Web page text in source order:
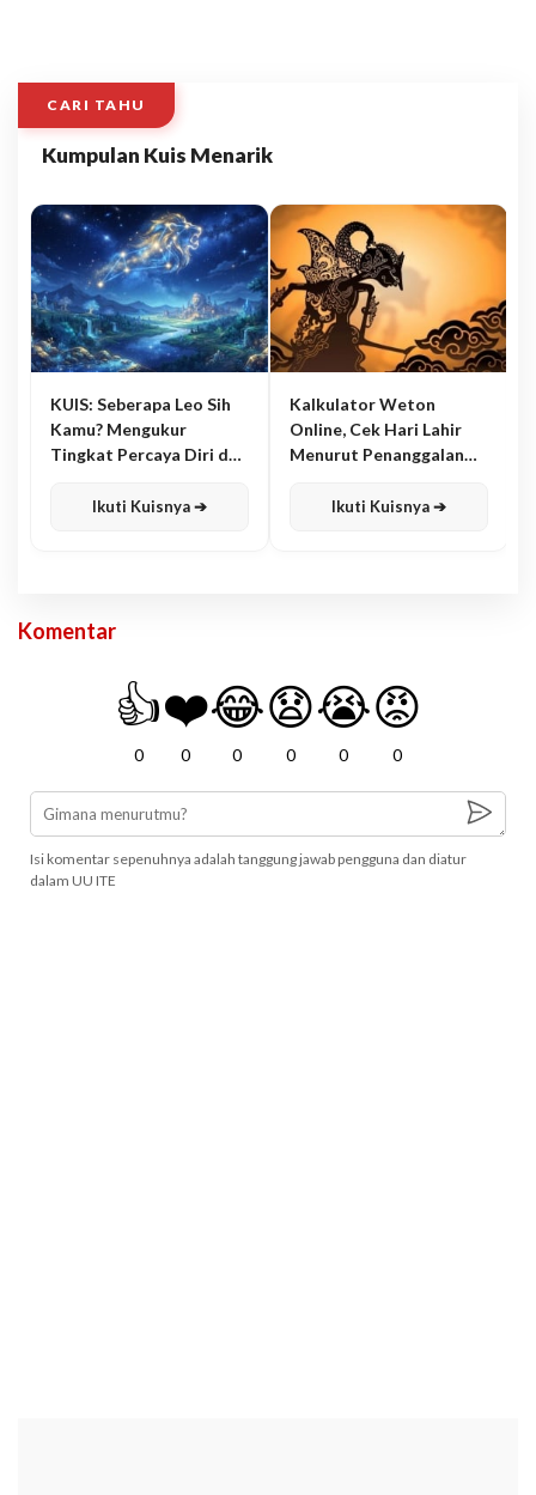
CARI TAHU
Kumpulan Kuis Menarik
KUIS: Seberapa Leo Sih
Kamu? Mengukur
Tingkat Percaya Diri dan
Ikuti Kuisnya ➔
Kalkulator Weton
Online, Cek Hari Lahir
Menurut Penanggalan
Ikuti Kuisnya ➔
Komentar
👍
0
❤️
0
😂
0
😧
0
😭
0
😡
0
Isi komentar sepenuhnya adalah tanggung jawab pengguna dan diatur
dalam UU ITE